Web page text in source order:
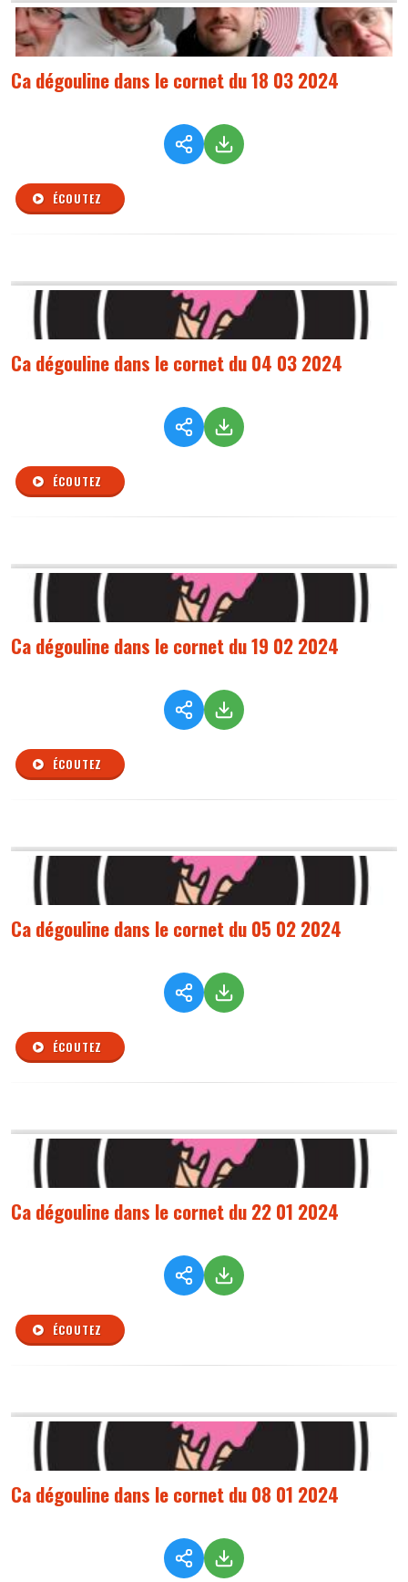
Ca dégouline dans le cornet du 18 03 2024
ÉCOUTEZ
Ca dégouline dans le cornet du 04 03 2024
ÉCOUTEZ
Ca dégouline dans le cornet du 19 02 2024
ÉCOUTEZ
Ca dégouline dans le cornet du 05 02 2024
ÉCOUTEZ
Ca dégouline dans le cornet du 22 01 2024
ÉCOUTEZ
Ca dégouline dans le cornet du 08 01 2024